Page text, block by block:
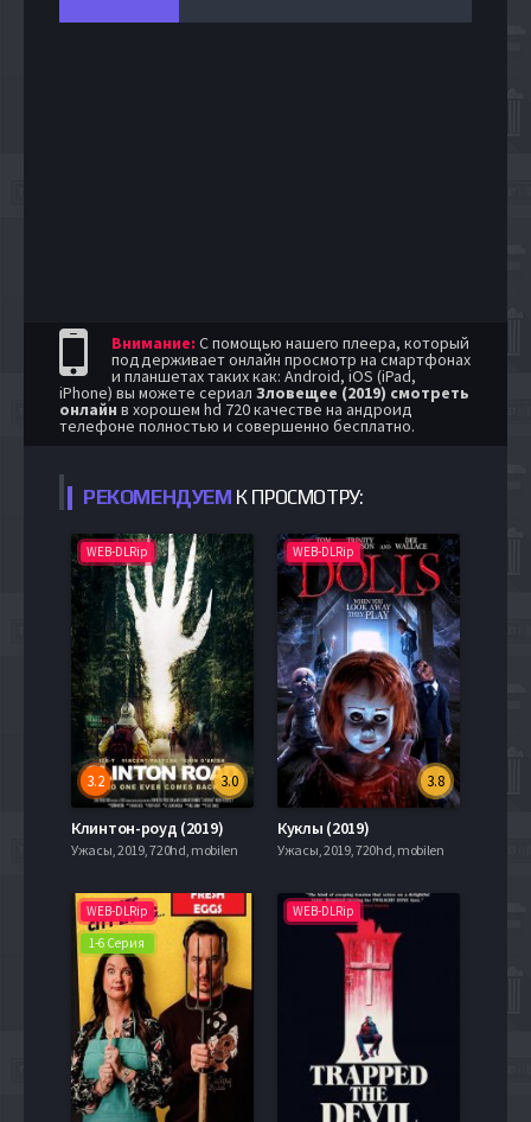
Внимание: С помощью нашего плеера, который
поддерживает онлайн просмотр на смартфонах
и планшетах таких как: Android, iOS (iPad,
iPhone) вы можете сериал Зловещее (2019) смотреть
онлайн в хорошем hd 720 качестве на андроид
телефоне полностью и совершенно бесплатно.
РЕКОМЕНДУЕМ К ПРОСМОТРУ:
WEB-DLRip
3.0
3.2
Клинтон-роуд (2019)
Ужасы, 2019, 720hd, mobilen
WEB-DLRip
3.8
Куклы (2019)
Ужасы, 2019, 720hd, mobilen
WEB-DLRip
1-6 Серия
WEB-DLRip